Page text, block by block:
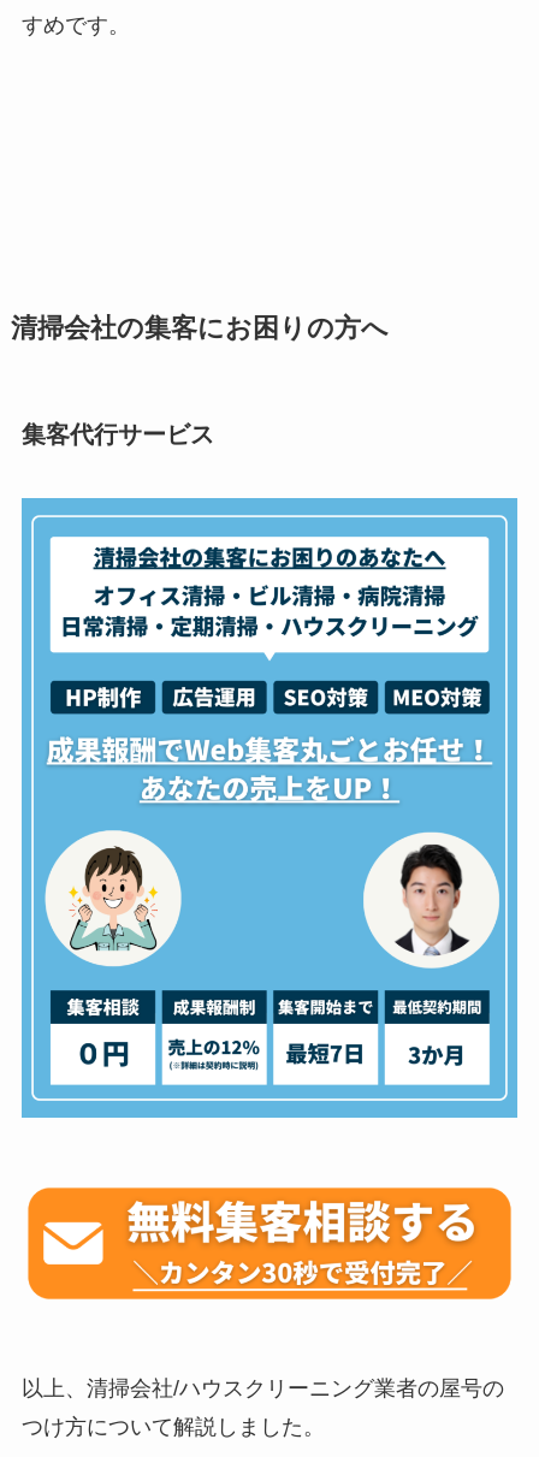
すめです。
清掃会社の集客にお困りの方へ
集客代行サービス
以上、清掃会社/ハウスクリーニング業者の屋号の
つけ方について解説しました。